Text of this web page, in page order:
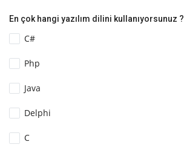
En çok hangi yazılım dilini kullanıyorsunuz ?
C#
Php
Java
Delphi
C